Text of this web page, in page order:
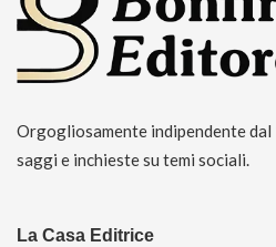
Orgogliosamente indipendente
saggi e inchieste su temi sociali.
La Casa Editrice